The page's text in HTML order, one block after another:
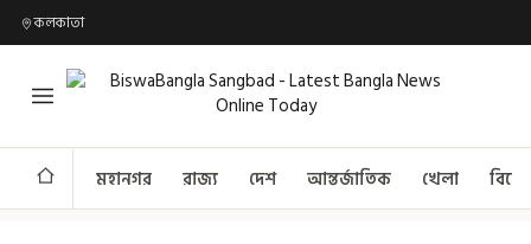
কলকাতা
মহানগর রাজ্য দেশ আন্তর্জাতিক খেলা